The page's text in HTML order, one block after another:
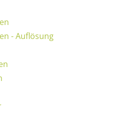
- Auflösung